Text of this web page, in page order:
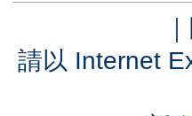
｜
請以 Internet